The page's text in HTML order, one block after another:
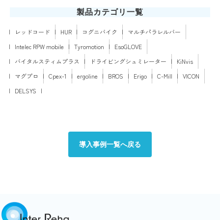
製品カテゴリ一覧
レッドコード HUR コグニバイク
マルチパラレルバー
Intelec RPW mobile
Tyromotion
EsoGLOVE
バイタルスティムプラス
ドライビングシュミレーター
KiNvis
マグプロ
Cpex-1 ergoline BROS Erigo C-Mill
VICON
DELSYS
導入事例一覧へ戻る